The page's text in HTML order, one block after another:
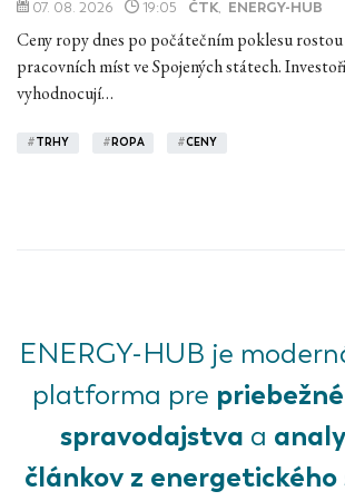
07. 08. 2026 19:05 ČTK, ENERGY-HUB
Ceny ropy dnes po počátečním poklesu
pracovních míst ve Spojených státech.
vyhodnocují…
#TRHY # ROPA #CENY
ENERGY-HUB je
platforma pre
spravodajstva a
článkov z